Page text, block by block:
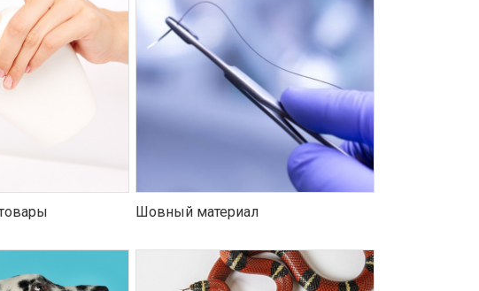
Шовный материал